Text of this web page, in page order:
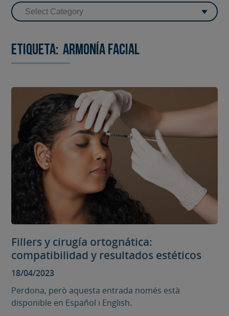
Etiqueta: Armonía facial
Fillers y cirugía ortognática:
compatibilidad y resultados estéticos
18/04/2023
Perdona, però aquesta entrada només està
disponible en Español i English.